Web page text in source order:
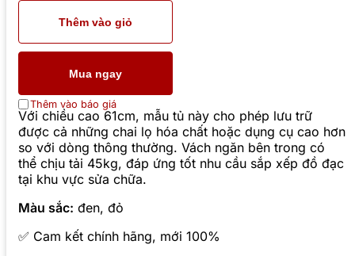
Thêm vào giỏ
Mua ngay
Thêm vào báo giá
Với chiều cao 61cm, mẫu tủ này cho phép lưu trữ
được cả những chai lọ hóa chất hoặc dụng cụ cao hơn
so với dòng thông thường. Vách ngăn bên trong có
thể chịu tải 45kg, đáp ứng tốt nhu cầu sắp xếp đồ đạc
tại khu vực sửa chữa.
Màu sắc: đen, đỏ
✅ Cam kết chính hãng, mới 100%